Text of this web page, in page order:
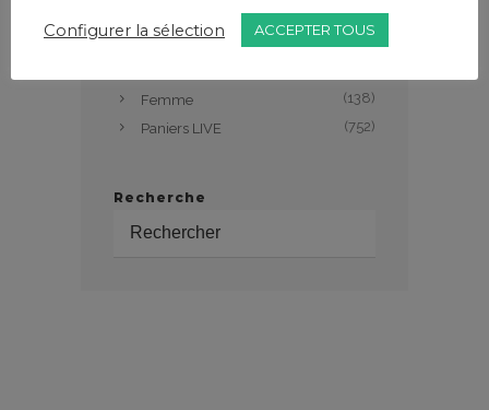
Alimentaire
Femme
(138)
Paniers LIVE
(752)
Recherche
Configurer la sélection ACCEPTER TOUS